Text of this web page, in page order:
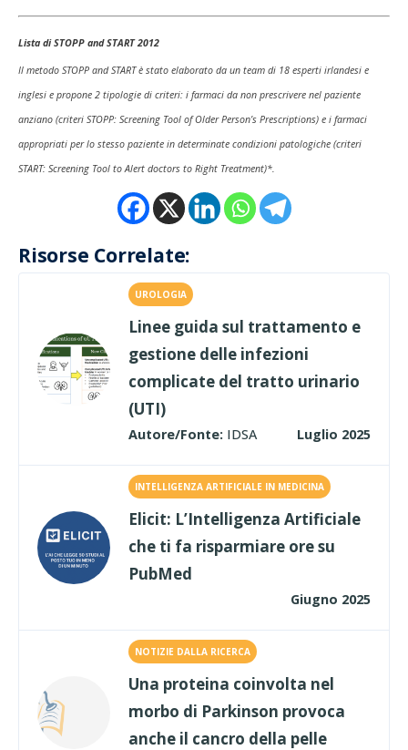
Lista di STOPP and START 2012
Il metodo STOPP and START è stato elaborato da un team di 18 esperti irlandesi e
inglesi e propone 2 tipologie di criteri: i farmaci da non prescrivere nel paziente
anziano (criteri STOPP: Screening Tool of Older Person’s Prescriptions) e i farmaci
appropriati per lo stesso paziente in determinate condizioni patologiche (criteri
START: Screening Tool to Alert doctors to Right Treatment)*.
Risorse Correlate:
UROLOGIA
Linee guida sul trattamento e
gestione delle infezioni
complicate del tratto urinario
(UTI)
Autore/Fonte: IDSA Luglio 2025
INTELLIGENZA ARTIFICIALE IN MEDICINA
Elicit: L’Intelligenza Artificiale
che ti fa risparmiare ore su
PubMed
Giugno 2025
NOTIZIE DALLA RICERCA
Una proteina coinvolta nel
morbo di Parkinson provoca
anche il cancro della pelle